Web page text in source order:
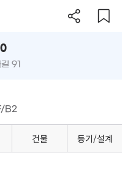
억
91
B2
건물 등기/설계